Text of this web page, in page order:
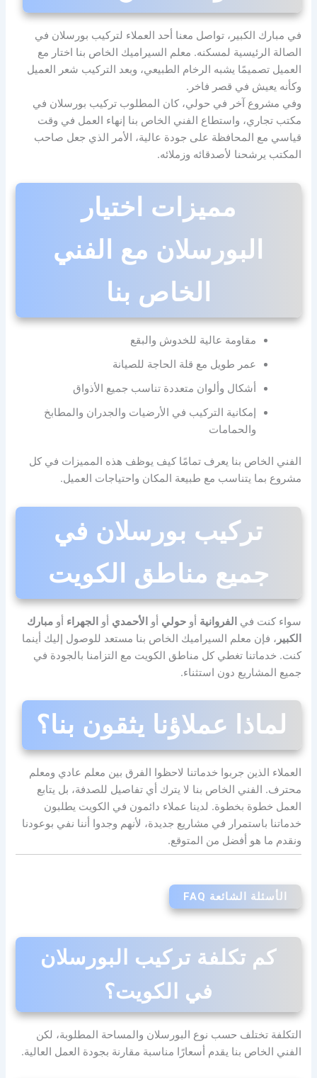
في مبارك الكبير، تواصل معنا أحد العملاء لتركيب بورسلان في
الصالة الرئيسية لمسكنه. معلم السيراميك الخاص بنا اختار مع
العميل تصميمًا يشبه الرخام الطبيعي، وبعد التركيب شعر العميل
وكأنه يعيش في قصر فاخر.
وفي مشروع آخر في حولي، كان المطلوب تركيب بورسلان في
مكتب تجاري، واستطاع الفني الخاص بنا إنهاء العمل في وقت
قياسي مع المحافظة على جودة عالية، الأمر الذي جعل صاحب
المكتب يرشحنا لأصدقائه وزملائه.
مميزات اختيار
البورسلان مع الفني
الخاص بنا
مقاومة عالية للخدوش والبقع
عمر طويل مع قلة الحاجة للصيانة
أشكال وألوان متعددة تناسب جميع الأذواق
إمكانية التركيب في الأرضيات والجدران والمطابخ
والحمامات
الفني الخاص بنا يعرف تمامًا كيف يوظف هذه المميزات في كل
مشروع بما يتناسب مع طبيعة المكان واحتياجات العميل.
تركيب بورسلان في
جميع مناطق الكويت
سواء كنت في الفروانية أوحولي أو الأحمدي أو الجهراء أومبارك
الكبير ، فإن معلم السيراميك الخاص بنا مستعد للوصول إليك أينما
كنت. خدماتنا تغطي كل مناطق الكويت مع التزامنا بالجودة في
جميع المشاريع دون استثناء.
لماذا عملاؤنا يثقون بنا؟
العملاء الذين جربوا خدماتنا لاحظوا الفرق بين معلم عادي ومعلم
محترف. الفني الخاص بنا لا يترك أي تفاصيل للصدفة، بل يتابع
العمل خطوة بخطوة. لدينا عملاء دائمون في الكويت يطلبون
خدماتنا باستمرار في مشاريع جديدة، لأنهم وجدوا أننا نفي بوعودنا
ونقدم ما هو أفضل من المتوقع.
الأسئلة الشائعة FAQ
كم تكلفة تركيب البورسلان
في الكويت؟
التكلفة تختلف حسب نوع البورسلان والمساحة المطلوبة، لكن
الفني الخاص بنا يقدم أسعارًا مناسبة مقارنة بجودة العمل العالية.